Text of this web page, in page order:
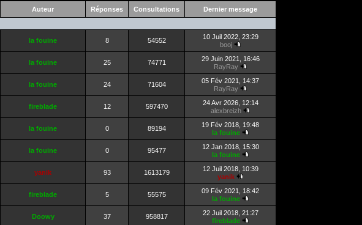
Auteur Réponses Consultations Dernier message
la fouine 8 54552
10 Juil 2022, 23:29
booj
la fouine 25 74771
29 Juin 2021, 16:46
RayRay
la fouine 24 71604
05 Fév 2021, 14:37
RayRay
fireblade 12 597470
24 Avr 2026, 12:14
alexbreizh
la fouine 0 89194
19 Fév 2018, 19:48
la fouine
la fouine 0 95477
12 Jan 2018, 15:30
la fouine
yanik 93 1613179
12 Juil 2018, 10:39
yanik
fireblade 5 55575
09 Fév 2021, 18:42
la fouine
Doowy 37 958817
22 Juil 2018, 21:27
fireblade